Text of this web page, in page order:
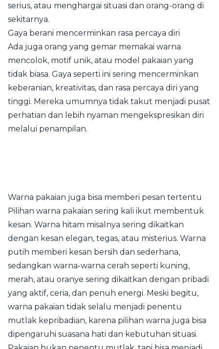
serius, atau menghargai situasi dan orang-orang di
sekitarnya.
Gaya berani mencerminkan rasa percaya diri
Ada juga orang yang gemar memakai warna
mencolok, motif unik, atau model pakaian yang
tidak biasa. Gaya seperti ini sering mencerminkan
keberanian, kreativitas, dan rasa percaya diri yang
tinggi. Mereka umumnya tidak takut menjadi pusat
perhatian dan lebih nyaman mengekspresikan diri
melalui penampilan.
Warna pakaian juga bisa memberi pesan tertentu
Pilihan warna pakaian sering kali ikut membentuk
kesan. Warna hitam misalnya sering dikaitkan
dengan kesan elegan, tegas, atau misterius. Warna
putih memberi kesan bersih dan sederhana,
sedangkan warna-warna cerah seperti kuning,
merah, atau oranye sering dikaitkan dengan pribadi
yang aktif, ceria, dan penuh energi. Meski begitu,
warna pakaian tidak selalu menjadi penentu
mutlak kepribadian, karena pilihan warna juga bisa
dipengaruhi suasana hati dan kebutuhan situasi.